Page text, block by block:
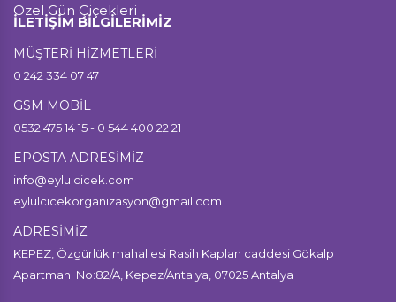
Özel Gün Çiçekleri
İLETİŞİM BİLGİLERİMİZ
MÜŞTERİ HİZMETLERİ
0 242 334 07 47
GSM MOBİL
0532 475 14 15 - 0 544 400 22 21
EPOSTA ADRESİMİZ
info@eylulcicek.com
eylulcicekorganizasyon@gmail.com
ADRESİMİZ
KEPEZ, Özgürlük mahallesi Rasih Kaplan caddesi Gökalp
Apartmanı No:82/A, Kepez/Antalya, 07025 Antalya